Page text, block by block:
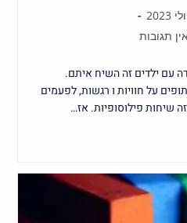
אין תגובות
עם ילדים זה השיח איתם.
על חוויות ו רגשות, לפעמים
שיחות פילוסופיות. אז…